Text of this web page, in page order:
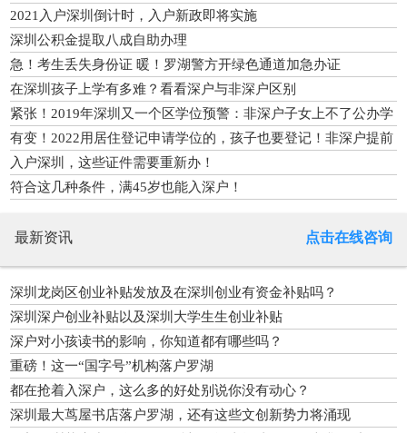
2021入户深圳倒计时，入户新政即将实施
深圳公积金提取八成自助办理
急！考生丢失身份证 暖！罗湖警方开绿色通道加急办证
在深圳孩子上学有多难？看看深户与非深户区别
紧张！2019年深圳又一个区学位预警：非深户子女上不了公办学
校
有变！2022用居住登记申请学位的，孩子也要登记！非深户提前
一年
入户深圳，这些证件需要重新办！
符合这几种条件，满45岁也能入深户！
最新资讯 点击在线咨询
深圳龙岗区创业补贴发放及在深圳创业有资金补贴吗？
深圳深户创业补贴以及深圳大学生生创业补贴
深户对小孩读书的影响，你知道都有哪些吗？
重磅！这一“国字号”机构落户罗湖
都在抢着入深户，这么多的好处别说你没有动心？
深圳最大茑屋书店落户罗湖，还有这些文创新势力将涌现